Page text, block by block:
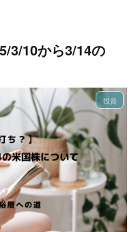
3/10から3/14の
投資